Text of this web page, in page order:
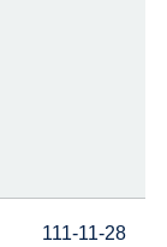
111-11-28